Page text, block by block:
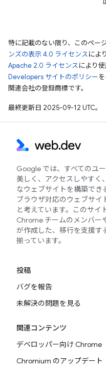
特に記載のない限り、このペー
ンズの表示 4.0 ライセンスによ
Apache 2.0 ライセンスにより
Developers サイトのポリシー
関連会社の登録商標です。
最終更新日 2025-09-12 UTC。
Google では、すべてのユー
美しく、アクセスしやすく
なウェブサイトを構築でき
ブラウザ対応のウェブサイ
と考えています。このサイ
Chrome チームのメンバー
が作成した、移行を支援す
揃っています。
投稿
バグを報告
未解決の問題を見る
関連コンテンツ
デベロッパー向け Chrome
Chromium のアップデート